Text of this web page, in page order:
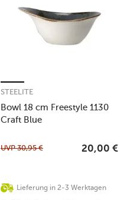
Bowl 18 cm Freestyle 1130
Craft Blue
STEELITE
Lieferung in 2-3 Werktagen
UVP30,95 € 20,00 €